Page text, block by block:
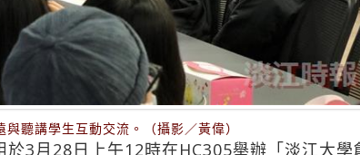
聽講學生互動交流。（攝影／黃偉）
於3月28日上午12時在HC305舉辦「淡江大